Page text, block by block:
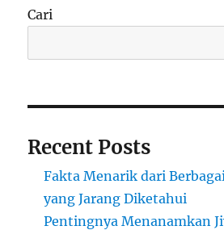
Cari
Recent Posts
Fakta Menarik dari
yang Jarang Diketahui
Pentingnya Menanamkan